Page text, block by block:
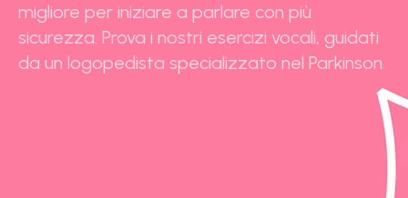
migliore per iniziare a parlare con più
sicurezza. Prova i nostri esercizi vocali, guidati
da un logopedista specializzato nel Parkinson.